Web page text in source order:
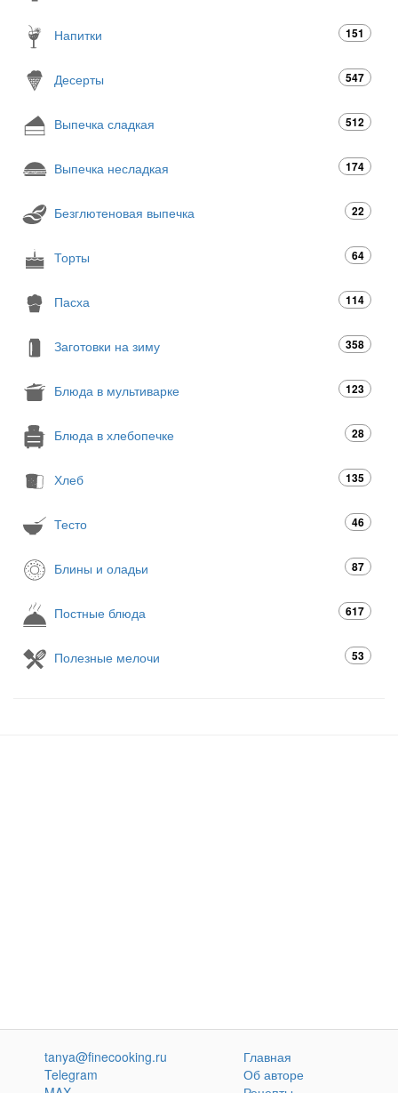
Напитки 151
Десерты 547
Выпечка сладкая 512
Выпечка несладкая 174
Безглютеновая выпечка 22
Торты 64
Пасха 114
Заготовки на зиму 358
Блюда в мультиварке 123
Блюда в хлебопечке 28
Хлеб 135
Тесто 46
Блины и оладьи 87
Постные блюда 617
Полезные мелочи 53
tanya@finecooking.ru
Telegram
Главная
Об авторе